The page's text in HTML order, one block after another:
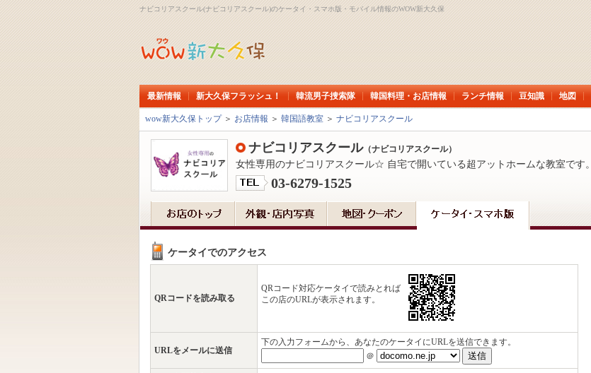
ナビコリアスクール(ナビコリアスクール)のケータイ・スマホ版・モバイル情報のWOW新大久保
最新情報 新大久保フラッシュ！ 韓流男子捜索隊 韓国料理・お店情報 ランチ情報 豆知識 地図
wow新大久保トップ＞ お店情報 ＞ 韓国語教室 ＞ ナビコリアスクール
ナビコリアスクール（ナビコリアスクール）
女性専用のナビコリアスクール☆ 自宅で開いている超アットホームな教室です。
03-6279-1525
ケータイでのアクセス
QRコードを読み取る
QRコード対応ケータイで読みとれば
この店のURLが表示されます。
URLをメールに送信
下の入力フォームから、あなたのケータイにURLを送信できます。
＠